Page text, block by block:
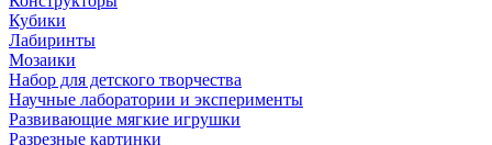
Кубики
Лабиринты
Мозаики
Набор для детского творчества
Научные лаборатории и эксперименты
Развивающие мягкие игрушки
Разрезные картинки